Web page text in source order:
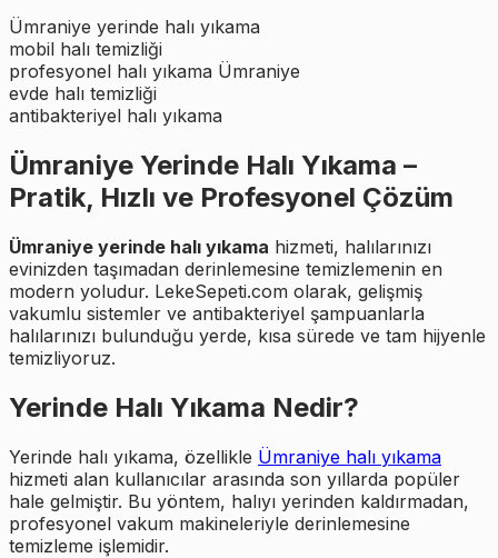
Ümraniye yerinde halı yıkama
mobil halı temizliği
profesyonel halı yıkama Ümraniye
evde halı temizliği
antibakteriyel halı yıkama
Ümraniye Yerinde Halı Yıkama –
Pratik, Hızlı ve Profesyonel Çözüm
Ümraniye yerinde halı yıkama hizmeti, halılarınızı
evinizden taşımadan derinlemesine temizlemenin en
modern yoludur. LekeSepeti.com olarak, gelişmiş
vakumlu sistemler ve antibakteriyel şampuanlarla
halılarınızı bulunduğu yerde, kısa sürede ve tam hijyenle
temizliyoruz.
Yerinde Halı Yıkama Nedir?
Yerinde halı yıkama, özellikle Ümraniye halı yıkama
hizmeti alan kullanıcılar arasında son yıllarda popüler
hale gelmiştir. Bu yöntem, halıyı yerinden kaldırmadan,
profesyonel vakum makineleriyle derinlemesine
temizleme işlemidir.